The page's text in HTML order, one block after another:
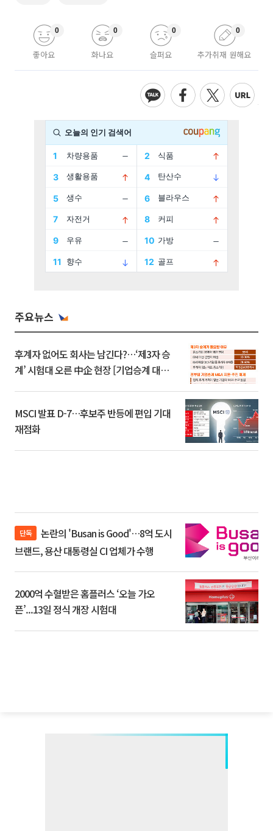
좋아요
0
화나요
0
슬퍼요
0
추가취재 원해요
0
주요뉴스
후계자 없어도 회사는 남긴다?…‘제3자 승
계’ 시험대 오른 中企 현장 [기업승계 대전
MSCI 발표 D-7…후보주 반등에 편입 기대
재점화
단독
브랜드, 용산 대통령실 CI 업체가 수행
2000억 수혈받은 홈플러스 ‘오늘 가오
픈’...13일 정식 개장 시험대